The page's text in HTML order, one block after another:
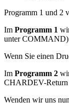
Programm 1 und 2
Im Programm 1
unter COMMAND)
Wenn Sie einen
Im Programm 2
CHARDEV-Return
Wenden wir uns